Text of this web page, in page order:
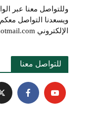
ويسعدنا التواصل معكم
الإلكتروني dar-alhadeth@hotmail.com
للتواصل معنا